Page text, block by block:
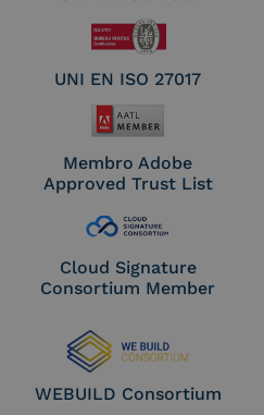
UNI EN ISO 27017
Membro Adobe
Approved Trust List
Cloud Signature
Consortium Member
WEBUILD Consortium